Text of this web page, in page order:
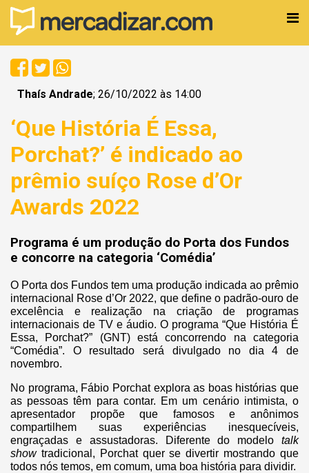
Thaís Andrade; 26/10/2022 às 14:00
‘Que História É Essa,
Porchat?’ é indicado ao
prêmio suíço Rose d’Or
Awards 2022
Programa é um produção do Porta dos Fundos
e concorre na categoria ‘Comédia’
O Porta dos Fundos tem uma produção indicada ao prêmio
internacional Rose d’Or 2022, que define o padrão-ouro de
excelência e realização na criação de programas
internacionais de TV e áudio. O programa “Que História É
Essa, Porchat?” (GNT) está concorrendo na categoria
“Comédia”. O resultado será divulgado no dia 4 de
novembro.
No programa, Fábio Porchat explora as boas histórias que
as pessoas têm para contar. Em um cenário intimista, o
apresentador propõe que famosos e anônimos
compartilhem suas experiências inesquecíveis,
engraçadas e assustadoras. Diferente do modelo talk
showtradicional, Porchat quer se divertir mostrando que
todos nós temos, em comum, uma boa história para dividir.